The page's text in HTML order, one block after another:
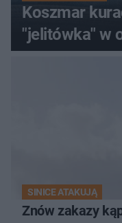
Koszmar
"jelitówka" w
SINICE ATAKUJĄ
Znów zakazy